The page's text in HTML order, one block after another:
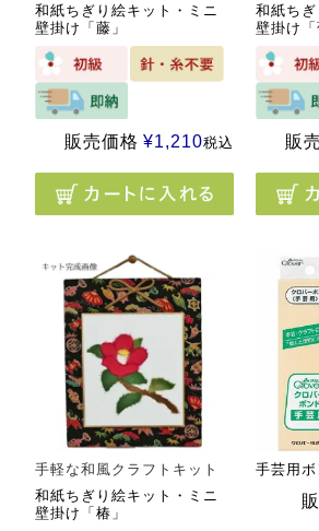
和紙ちぎり絵キット・ミニ
壁掛け「藤」
販売価格 ¥1,210税込
和紙ち
壁掛け「
販
手軽な和風クラフトキット
和紙ちぎり絵キット・ミニ
壁掛け「椿」
手芸用